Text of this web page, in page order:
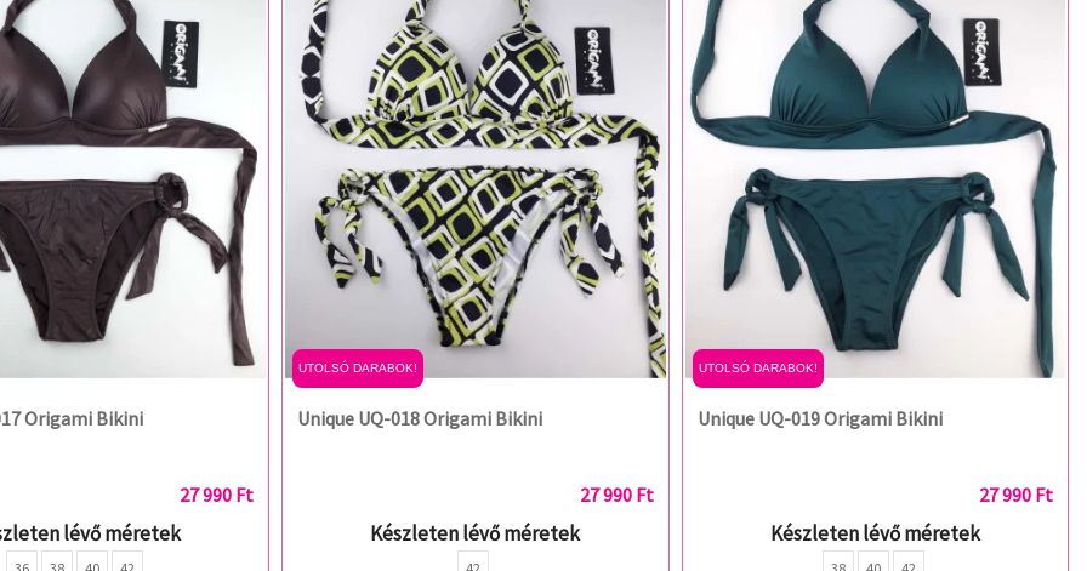
Origami Bikini
27 990 Ft
lévő méretek
UTOLSÓ DARABOK!
Unique UQ-018 Origami Bikini
27 990 Ft
Készleten lévő méretek
UTOLSÓ DARABOK!
Unique UQ-019 Origami Bikini
27 990 Ft
Készleten lévő méretek